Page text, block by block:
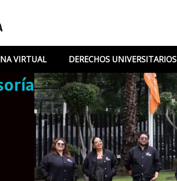
VIRTUAL DERECHOS UNIVERSITARIOS